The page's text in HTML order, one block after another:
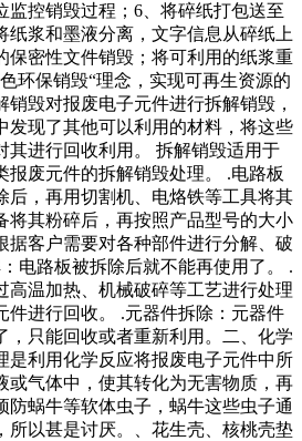
监控销毁过程；6、将碎纸打包送至
纸浆和墨液分离，文字信息从碎纸上
保密性文件销毁；将可利用的纸浆重
环保销毁“理念，实现可再生资源的
毁对报废电子元件进行拆解销毁，
发现了其他可以利用的材料，将这些
其进行回收利用。 拆解销毁适用于
报废元件的拆解销毁处理。 .电路板
后，再用切割机、电烙铁等工具将其
将其粉碎后，再按照产品型号的大小
据客户需要对各种部件进行分解、破
电路板被拆除后就不能再使用了。 .
高温加热、机械破碎等工艺进行处理
件进行回收。 .元器件拆除：元器件
，只能回收或者重新利用。二、化学
是利用化学反应将报废电子元件中所
或气体中，使其转化为无害物质，再
防蜗牛等软体虫子，蜗牛这些虫子通
所以甚是讨厌。、花生壳、核桃壳垫